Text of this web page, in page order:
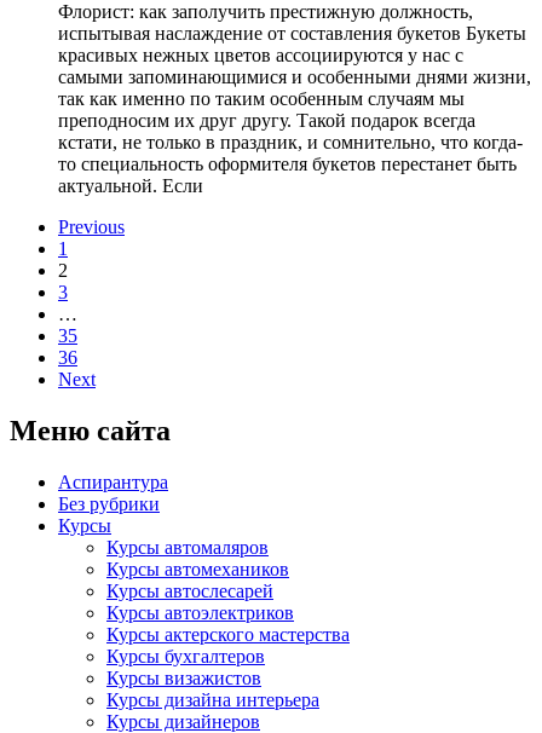
Флорист: как заполучить престижную должность,
испытывая наслаждение от составления букетов Букеты
красивых нежных цветов ассоциируются у нас с
самыми запоминающимися и особенными днями жизни,
так как именно по таким особенным случаям мы
преподносим их друг другу. Такой подарок всегда
кстати, не только в праздник, и сомнительно, что когда-
то специальность оформителя букетов перестанет быть
актуальной. Если
Previous
1
2
3
…
35
36
Next
Меню сайта
Аспирантура
Без рубрики
Курсы
Курсы автомаляров
Курсы автомехаников
Курсы автослесарей
Курсы автоэлектриков
Курсы актерского мастерства
Курсы бухгалтеров
Курсы визажистов
Курсы дизайна интерьера
Курсы дизайнеров